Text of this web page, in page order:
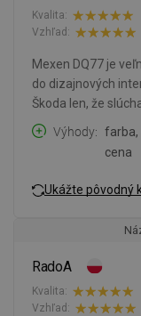
Kvalita:
Vzhľad:
Mexen DQ77 je
do dizajnových
Škoda len, že
Výhody
farba,
cena
Ukážte pôvodný
RadoA
Kvalita:
Vzhľad: